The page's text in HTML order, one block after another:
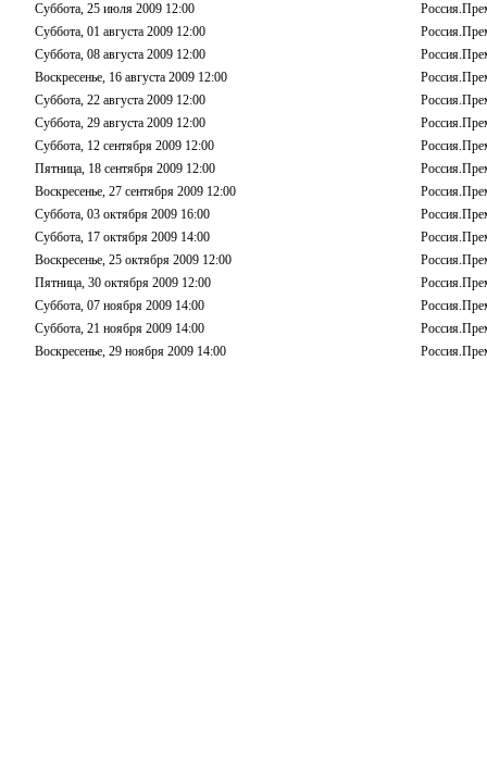
Суббота, 25 июля 2009 12:00
Суббота, 01 августа 2009 12:00
Суббота, 08 августа 2009 12:00
Воскресенье, 16 августа 2009 12:00
Суббота, 22 августа 2009 12:00
Суббота, 29 августа 2009 12:00
Суббота, 12 сентября 2009 12:00
Пятница, 18 сентября 2009 12:00
Воскресенье, 27 сентября 2009 12:00
Суббота, 03 октября 2009 16:00
Суббота, 17 октября 2009 14:00
Воскресенье, 25 октября 2009 12:00
Пятница, 30 октября 2009 12:00
Суббота, 07 ноября 2009 14:00
Суббота, 21 ноября 2009 14:00
Воскресенье, 29 ноября 2009 14:00